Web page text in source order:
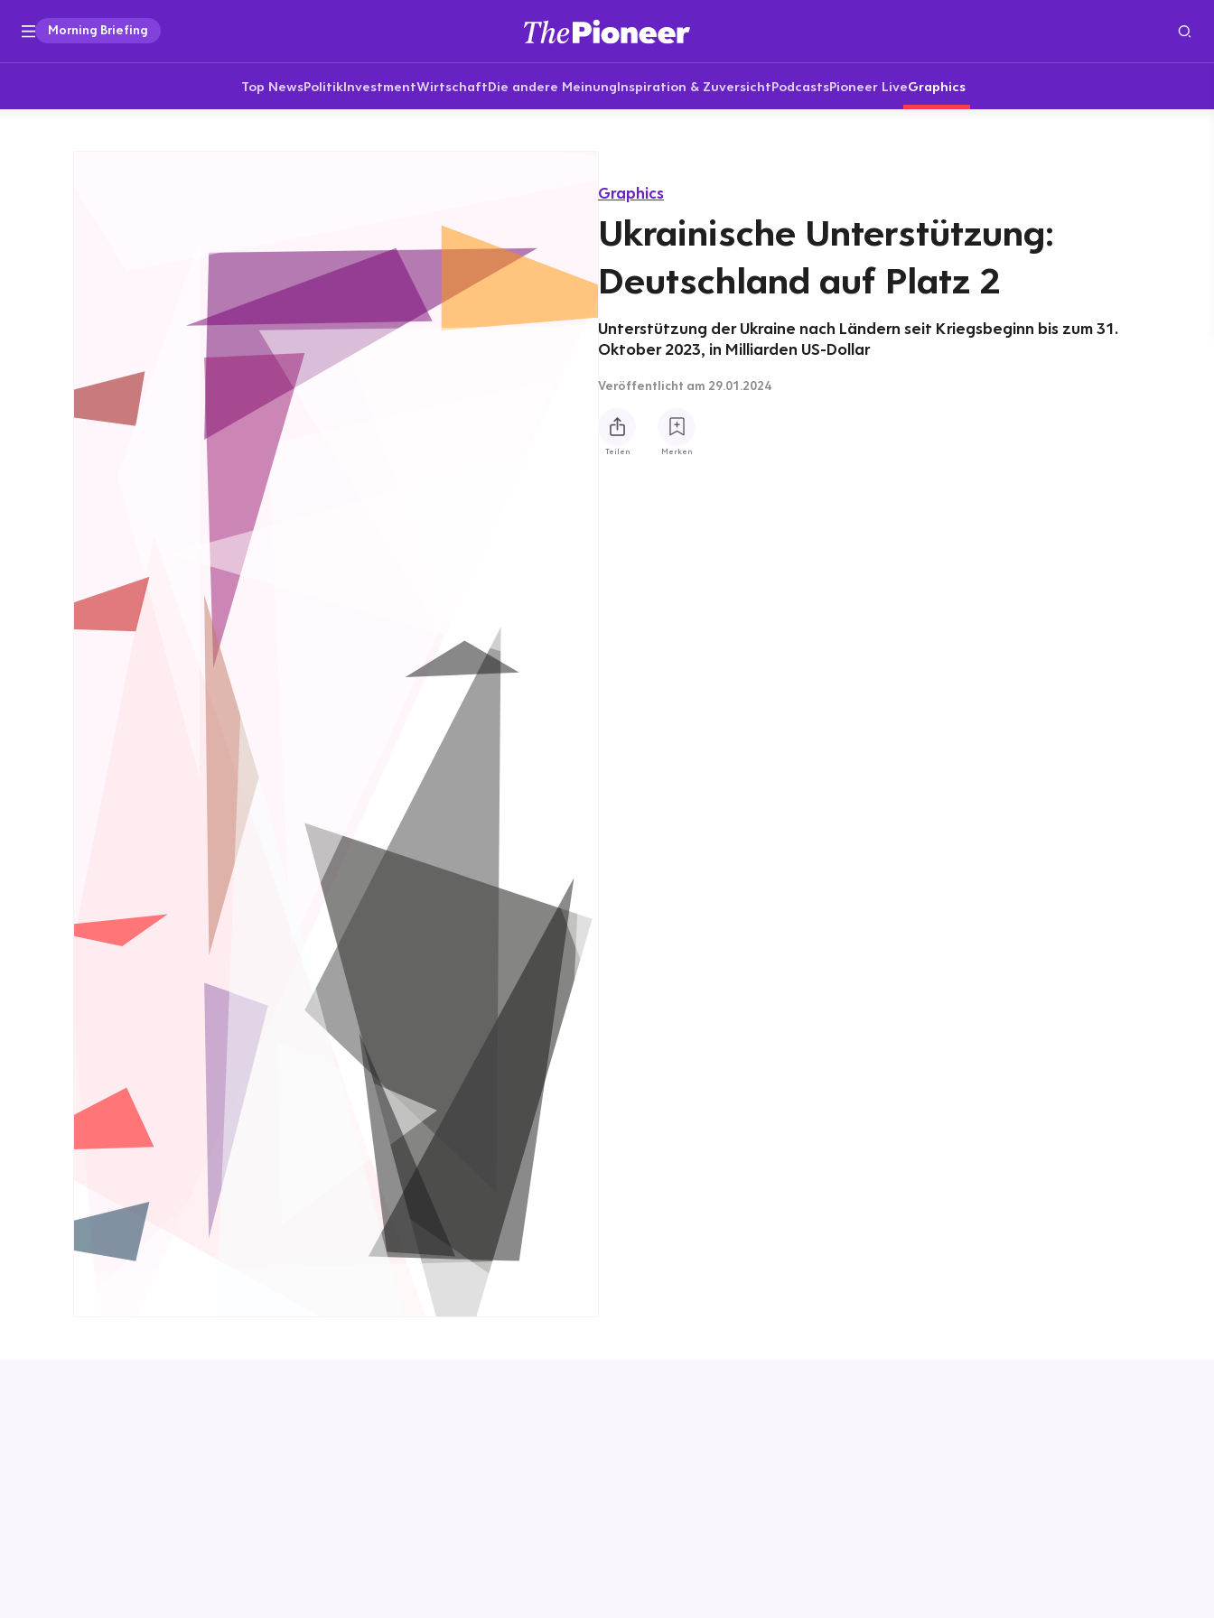
Morning Briefing
Top NewsPolitikInvestmentWirtschaftDie andere MeinungInspiration & ZuversichtPodcastsPioneer LiveGraphics
Graphics
Ukrainische Unterstützung:
Deutschland auf Platz 2
Unterstützung der Ukraine nach Ländern seit Kriegsbeginn bis zum 31.
Oktober 2023, in Milliarden US-Dollar
Veröffentlicht am 29.01.2024
Teilen Merken